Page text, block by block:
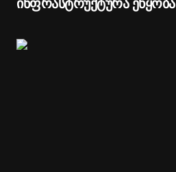
ინფრასტრუქტურა ეწყობა